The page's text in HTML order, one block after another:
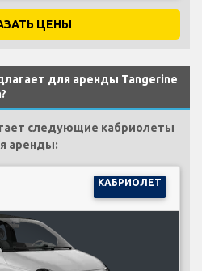
ЦЕНЫ
для аренды Tangerine
следующие кабриолеты
аренды:
КАБРИОЛЕТ